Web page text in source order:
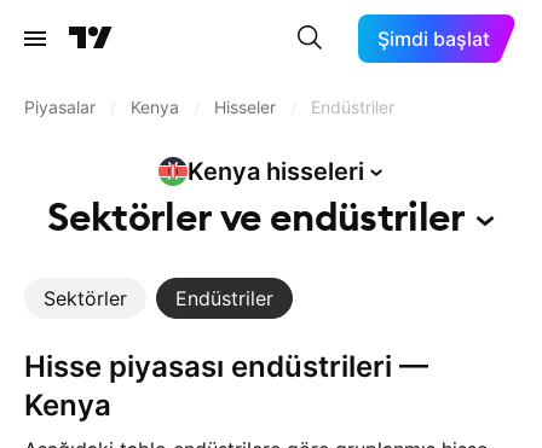
Şimdi başlat
Piyasalar Kenya Hisseler Endüstriler
Kenya hisseleri
Sektörler veendüstriler
Sektörler Endüstriler
Hisse piyasası endüstrileri —
Kenya